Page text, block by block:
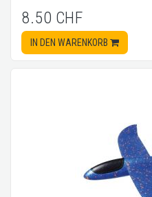
8.50 CHF
IN DEN WARENKORB